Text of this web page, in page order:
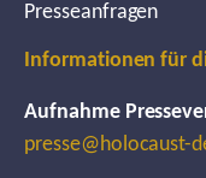
Presseanfragen
Informationen für
Aufnahme
presse@holocaust-